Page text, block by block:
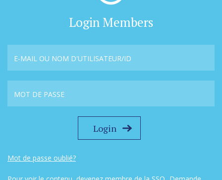
Login Members
Mot de passe oublié?